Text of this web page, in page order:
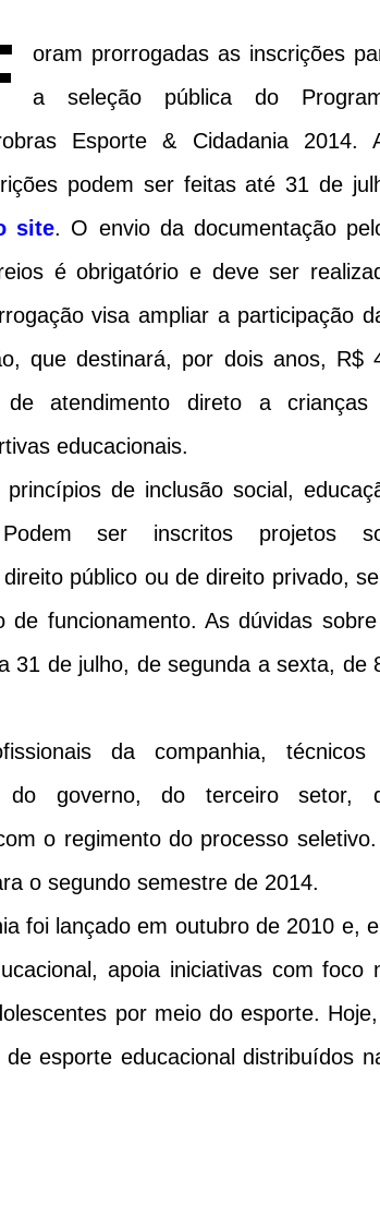
oram prorrogadas as inscrições
a seleção pública do
Esporte & Cidadania 2014.
podem ser feitas até 31 de
site. O envio da documentação
é obrigatório e deve ser
visa ampliar a participação
que destinará, por dois anos, R$
atendimento direto a
educacionais.
de inclusão social,
ser inscritos projetos
público ou de direito privado,
funcionamento. As dúvidas
31 de julho, de segunda a sexta, de
da companhia,
do governo, do terceiro setor,
o regimento do processo
o segundo semestre de 2014.
foi lançado em outubro de 2010 e,
apoia iniciativas com foco
por meio do esporte.
esporte educacional distribuídos